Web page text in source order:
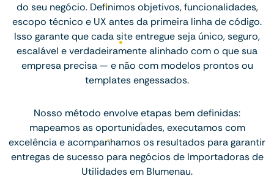
do seu negócio. Definimos objetivos, funcionalidades,
escopo técnico e UX antes da primeira linha de código.
Isso garante que cada site entregue seja único, seguro,
escalável e verdadeiramente alinhado com o que sua
empresa precisa — e não com modelos prontos ou
templates engessados.
Nosso método envolve etapas bem definidas:
mapeamos as oportunidades, executamos com
excelência e acompanhamos os resultados para garantir
entregas de sucesso para negócios de Importadoras de
Utilidades em Blumenau.